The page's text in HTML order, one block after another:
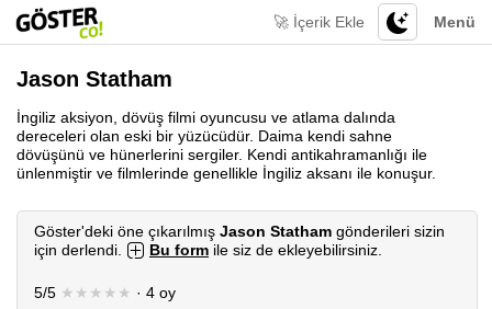
Menü
🚀 İçerik Ekle
Jason Statham
İngiliz aksiyon, dövüş filmi oyuncusu ve atlama dalında
dereceleri olan eski bir yüzücüdür. Daima kendi sahne
dövüşünü ve hünerlerini sergiler. Kendi antikahramanlığı ile
ünlenmiştir ve filmlerinde genellikle İngiliz aksanı ile konuşur.
Göster'deki öne çıkarılmış Jason Statham gönderileri sizin
için derlendi.
Bu form ile siz de ekleyebilirsiniz.
5/5 ★★★★★ · 4 oy